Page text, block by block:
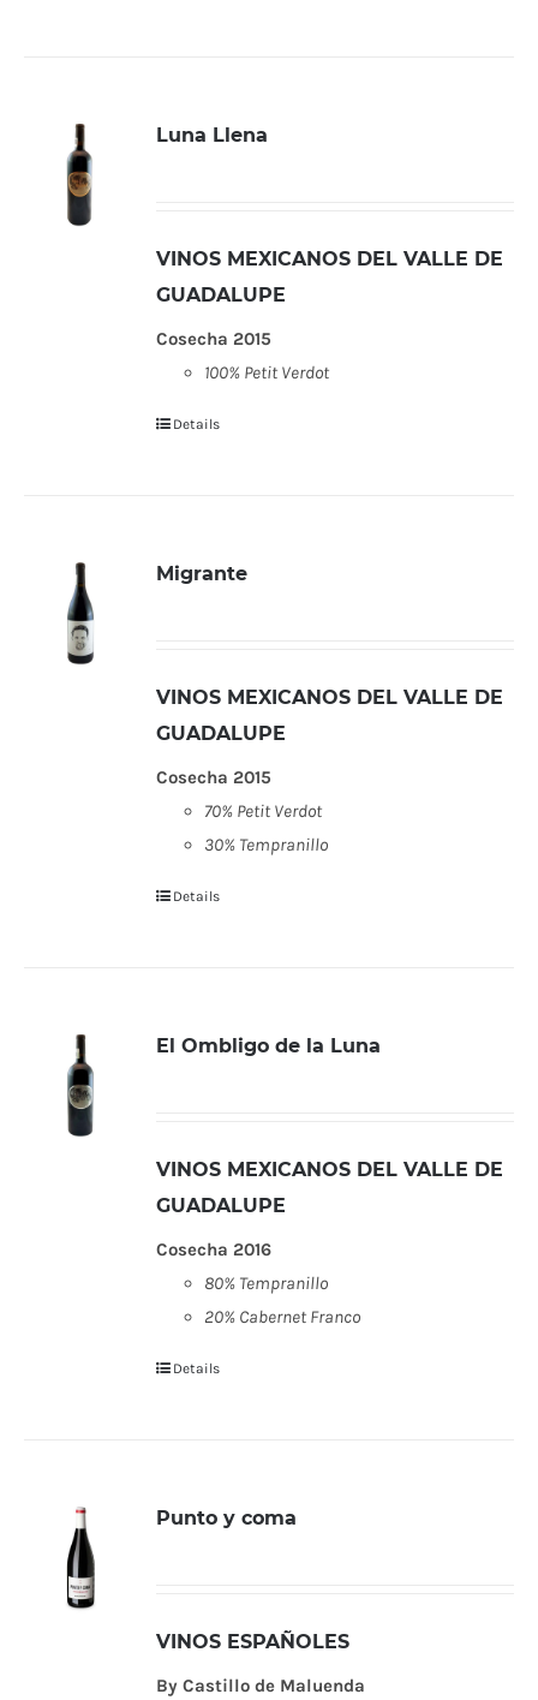
Luna Llena
VINOS MEXICANOS DEL VALLE DE
GUADALUPE
Cosecha 2015
100% Petit Verdot
Details
Migrante
VINOS MEXICANOS DEL VALLE DE
GUADALUPE
Cosecha 2015
70% Petit Verdot
30% Tempranillo
Details
El Ombligo de la Luna
VINOS MEXICANOS DEL VALLE DE
GUADALUPE
Cosecha 2016
80% Tempranillo
20% Cabernet Franco
Details
Punto y coma
VINOS ESPAÑOLES
By Castillo de Maluenda